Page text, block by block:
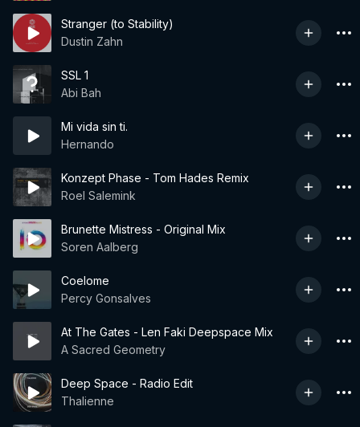
Stranger (to Stability)
Dustin Zahn
SSL 1
Abi Bah
Mi vida sin ti.
Hernando
Konzept Phase - Tom Hades Remix
Roel Salemink
Brunette Mistress - Original Mix
Soren Aalberg
Coelome
Percy Gonsalves
At The Gates - Len Faki Deepspace Mix
A Sacred Geometry
Deep Space - Radio Edit
Thalienne